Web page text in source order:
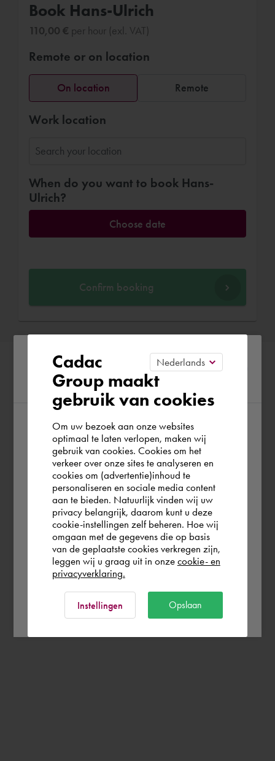
Book Hans-Ulrich
110,00 € per hour (exl. VAT)
Remote or on location
On location Remote
Work location
When do you want to book Hans-
Ulrich?
Choose date
Confirm booking
Please confirm your current
region
According to us you are situated in Rest of
the world. Please confirm in which country
you wish to shop.
Deutschland
Rest of the world
Cadac
Group maakt
gebruik van cookies
Om uw bezoek aan onze websites
optimaal te laten verlopen, maken wij
gebruik van cookies. Cookies om het
verkeer over onze sites te analyseren en
cookies om (advertentie)inhoud te
personaliseren en sociale media content
aan te bieden. Natuurlijk vinden wij uw
privacy belangrijk, daarom kunt u deze
cookie-instellingen zelf beheren. Hoe wij
omgaan met de gegevens die op basis
van de geplaatste cookies verkregen zijn,
leggen wij u graag uit in onze cookie- en
privacyverklaring.
Instellingen Opslaan